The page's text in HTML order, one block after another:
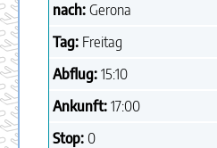
nach: Gerona
Tag: Freitag
Abflug: 15:10
Ankunft: 17:00
Stop: 0